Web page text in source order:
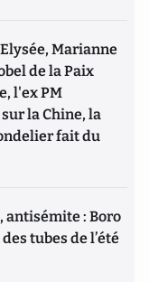
Marianne
de la Paix
l'ex PM
la Chine, la
fait du
antisémite : Boro
tubes de l’été